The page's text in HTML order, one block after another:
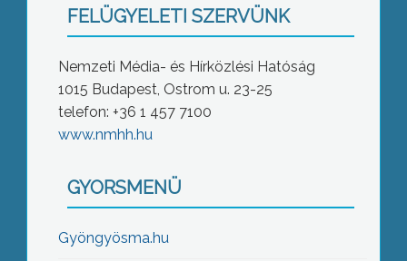
FELÜGYELETI SZERVÜNK
Nemzeti Média- és Hírközlési Hatóság
1015 Budapest, Ostrom u. 23-25
telefon: +36 1 457 7100
www.nmhh.hu
GYORSMENÜ
Gyöngyösma.hu